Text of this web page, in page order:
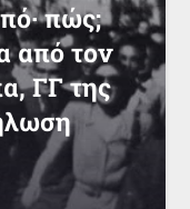
πώς;
από τον
ΓΓ της